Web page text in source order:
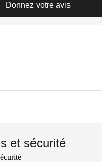
Donnez votre avis
et sécurité